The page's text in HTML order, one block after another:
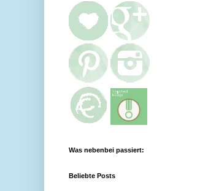
Was nebenbei passiert:
Beliebte Posts